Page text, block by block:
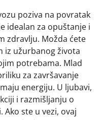
poziva na povratak
idealan za opuštanje i
zdravlju. Možda ćete
iz užurbanog života
potrebama. Mlad
za završavanje
energiju. U ljubavi,
i razmišljanju o
ste u vezi, ovaj